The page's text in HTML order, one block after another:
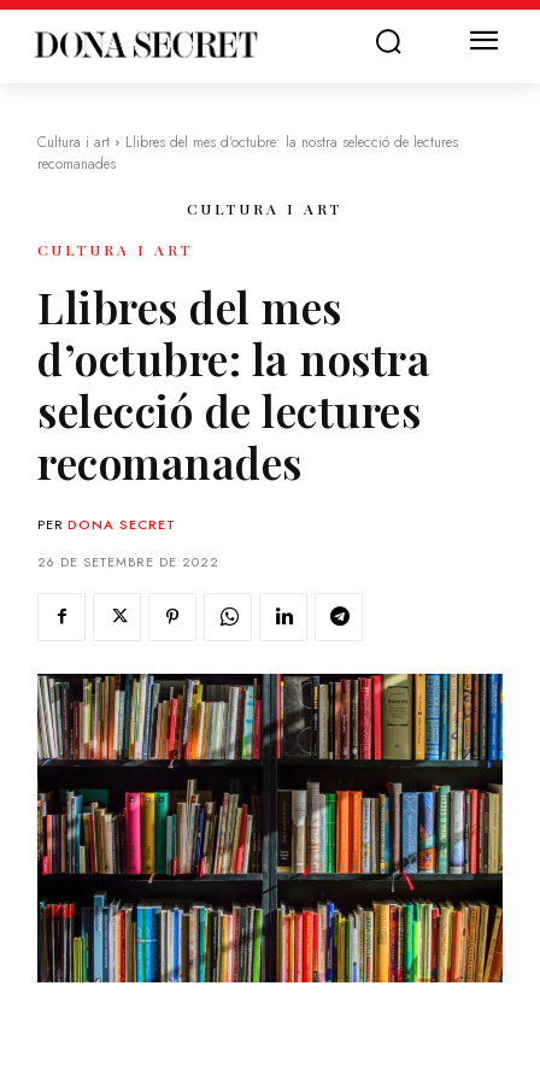
Cultura i art
Llibres del mes d'octubre: la nostra selecció de lectures
recomanades
CULTURA I ART
CULTURA I ART
Llibres del mes
d’octubre: la nostra
selecció de lectures
recomanades
PER DONA SECRET
26 DE SETEMBRE DE 2022